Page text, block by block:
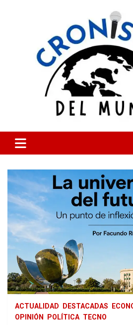
CRONISTAS DEL
ACTUALIDAD DESTACADAS
OPINIÓN
POLÍTICA TECNO